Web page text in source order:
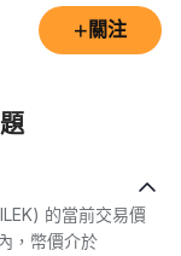
+ 關注
的當前交易價
，幣價介於